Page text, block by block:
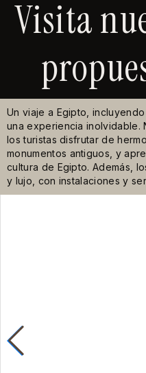
Visita
Un viaje a Egipto,
una experiencia inolvidable.
los turistas disfrutar de
monumentos antiguos, y
cultura de Egipto. Además,
y lujo, con instalaciones y